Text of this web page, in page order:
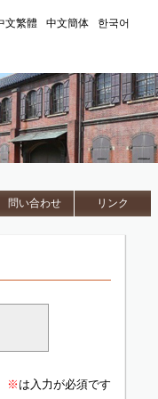
問い合わせ リンク
文繁體 中文簡体 한국어
※ は入力が必須です